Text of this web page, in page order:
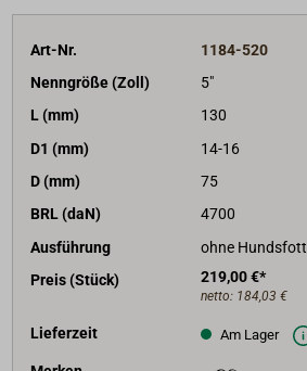
Art-Nr.
1184-520
Nenngröße (Zoll)
5"
L (mm)
130
D1 (mm)
14-16
D (mm)
75
BRL (daN)
4700
Ausführung
ohne Hundsfott
Preis (Stück)
219,00 €*
netto: 184,03 €
Lieferzeit Am Lager